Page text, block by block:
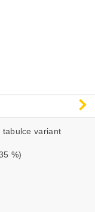
variant
%)